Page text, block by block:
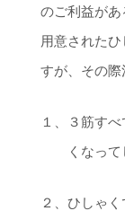
のご利益が
用意された
すが、その際
１、３筋す
くなって
２、ひしゃ